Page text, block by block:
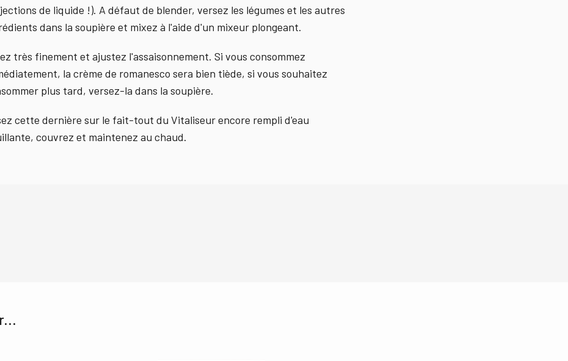
de liquide !). A défaut de blender, versez les légumes et les autres
dans la soupière et mixez à l'aide d'un mixeur plongeant.
très finement et ajustez l'assaisonnement. Si vous consommez
la crème de romanesco sera bien tiède, si vous souhaitez
plus tard, versez-la dans la soupière.
cette dernière sur le fait-tout du Vitaliseur encore rempli d'eau
couvrez et maintenez au chaud.